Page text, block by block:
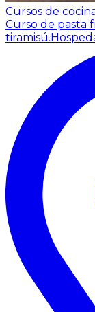
Cursos de
Curso de pasta
tiramisú.